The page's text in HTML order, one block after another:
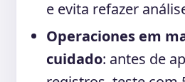
e evita refazer
Operaciones em
cuidado: antes de